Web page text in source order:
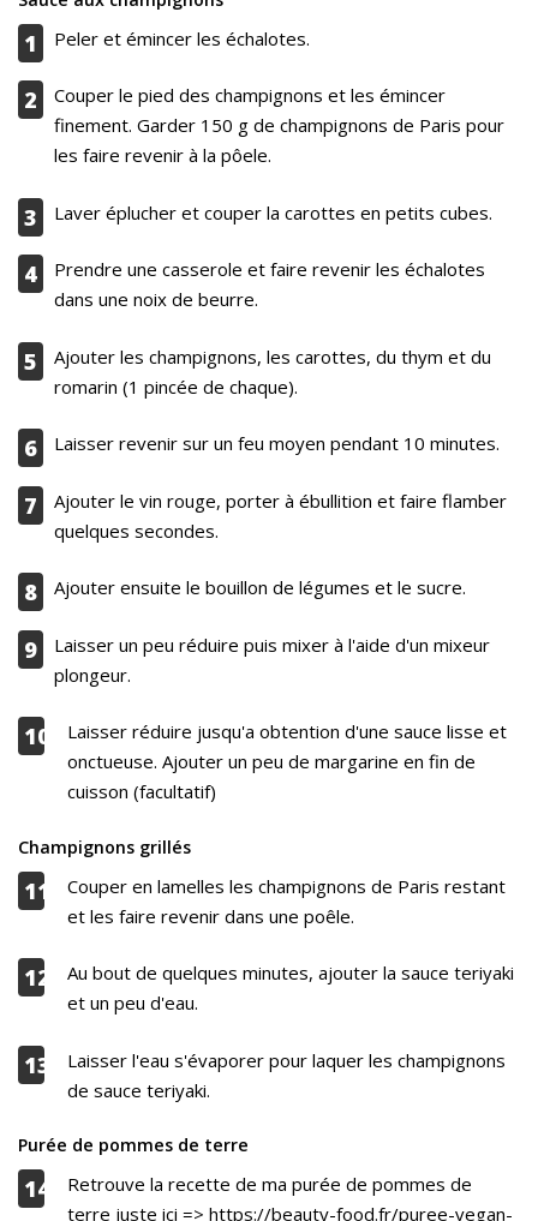
1 Peler et émincer les échalotes.
2
Couper le pied des champignons et les émincer
finement. Garder 150 g de champignons de Paris pour
les faire revenir à la pôele.
3 Laver éplucher et couper la carottes en petits cubes.
4
Prendre une casserole et faire revenir les échalotes
dans une noix de beurre.
5
Ajouter les champignons, les carottes, du thym et du
romarin (1 pincée de chaque).
6 Laisser revenir sur un feu moyen pendant 10 minutes.
7
Ajouter le vin rouge, porter à ébullition et faire flamber
quelques secondes.
8 Ajouter ensuite le bouillon de légumes et le sucre.
9
Laisser un peu réduire puis mixer à l'aide d'un mixeur
plongeur.
10
Laisser réduire jusqu'a obtention d'une sauce lisse et
onctueuse. Ajouter un peu de margarine en fin de
cuisson (facultatif)
Champignons grillés
11
Couper en lamelles les champignons de Paris restant
et les faire revenir dans une poêle.
12
Au bout de quelques minutes, ajouter la sauce teriyaki
et un peu d'eau.
13
Laisser l'eau s'évaporer pour laquer les champignons
de sauce teriyaki.
Purée de pommes de terre
14
Retrouve la recette de ma purée de pommes de
terre juste ici => https://beauty-food.fr/puree-vegan-